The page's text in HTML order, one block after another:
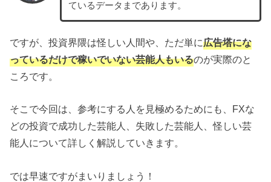
ているデータまであります。
ですが、投資界隈は怪しい人間や、ただ単に広告塔にな
っているだけで稼いでいない芸能人もいるのが実際のと
ころです。
そこで今回は、参考にする人を見極めるためにも、FXな
どの投資で成功した芸能人、失敗した芸能人、怪しい芸
能人について詳しく解説していきます。
では早速ですがまいりましょう！